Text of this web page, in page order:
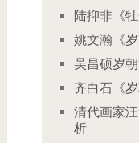
陆抑非《
姚文瀚《
吴昌硕岁
齐白石《
清代画家
析